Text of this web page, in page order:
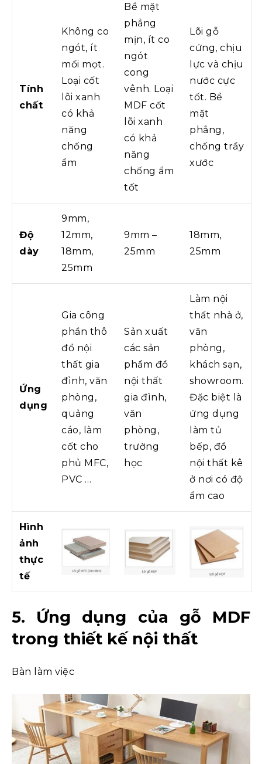
Tính
chất
Không co
ngót, ít
mối mọt.
Loại cốt
lõi xanh
có khả
năng
chống
ẩm
Bề mặt
phẳng
mịn, ít co
ngót
cong
vênh. Loại
MDF cốt
lõi xanh
có khả
năng
chống ẩm
tốt
Lõi gỗ
cứng, chịu
lực và chịu
nước cực
tốt. Bề
mặt
phẳng,
chống trầy
xước
Độ
dày
9mm,
12mm,
18mm,
25mm
9mm –
25mm
18mm,
25mm
Ứng
dụng
Gia công
phần thô
đồ nội
thất gia
đình, văn
phòng,
quảng
cáo, làm
cốt cho
phủ MFC,
PVC …
Sản xuất
các sản
phẩm đồ
nội thất
gia đình,
văn
phòng,
trường
học
Làm nội
thất nhà ở,
văn
phòng,
khách sạn,
showroom.
Đặc biệt là
ứng dụng
làm tủ
bếp, đồ
nội thất kê
ở nơi có độ
ẩm cao
Hình
ảnh
thực
tế
5. Ứng dụng của gỗ MDF
trong thiết kế nội thất
Bàn làm việc